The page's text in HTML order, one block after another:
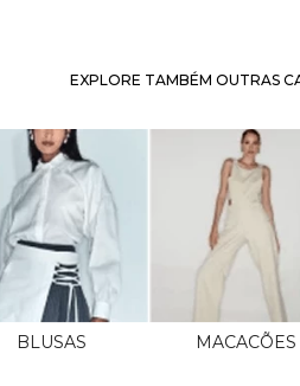
EXPLORE TAMBÉM OUTRAS
BLUSAS MACACÕES